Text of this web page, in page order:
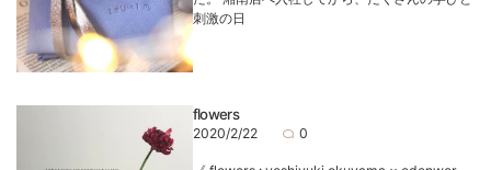
刺激の日
flowers
2020/2/22 0